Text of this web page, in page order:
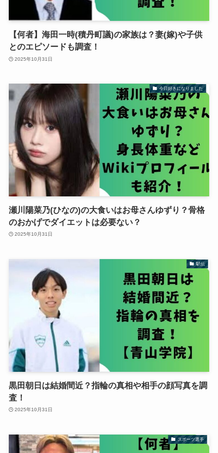
【何者】海田一時(積丹町議)の家族は？妻(嫁)や子供
とのエピソードも調査！
2025年10月31日
今日好きになりました
瀬川陽菜乃(ひなの)の大食いはお母さんゆずり？骨格
のおかげでダイエットは必要ない？
2025年10月31日
駅伝
黒田朝日は結婚間近？指輪の真相や相手の顔写真を調
査！
2025年10月31日
スポーツ選手